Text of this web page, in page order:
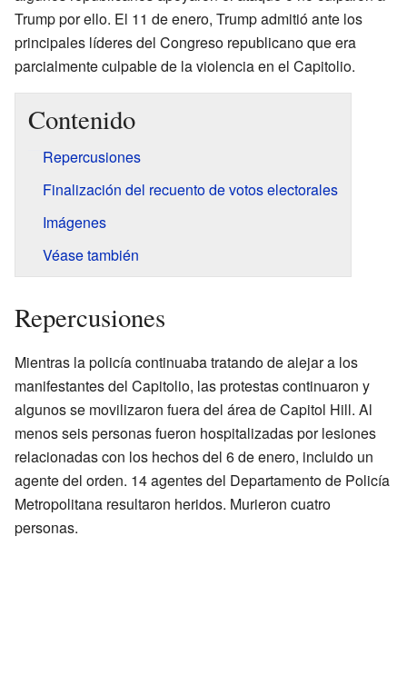
Trump por ello. El 11 de enero, Trump admitió ante los
principales líderes del Congreso republicano que era
parcialmente culpable de la violencia en el Capitolio.
Contenido
Repercusiones
Finalización del recuento de votos electorales
Imágenes
Véase también
Repercusiones
Mientras la policía continuaba tratando de alejar a los
manifestantes del Capitolio, las protestas continuaron y
algunos se movilizaron fuera del área de Capitol Hill. Al
menos seis personas fueron hospitalizadas por lesiones
relacionadas con los hechos del 6 de enero, incluido un
agente del orden. 14 agentes del Departamento de Policía
Metropolitana resultaron heridos. Murieron cuatro
personas.